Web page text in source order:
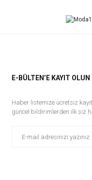
Yorum Yaz
E-BÜLTEN’E KAYIT OLUN
Haber listemize ücretsiz
güncel bildirimlerden ilk siz